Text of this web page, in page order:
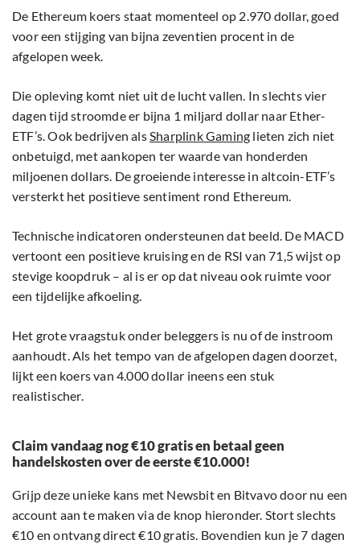
De Ethereum koers staat momenteel op 2.970 dollar, goed
voor een stijging van bijna zeventien procent in de
afgelopen week.
Die opleving komt niet uit de lucht vallen. In slechts vier
dagen tijd stroomde er bijna 1 miljard dollar naar Ether-
ETF’s. Ook bedrijven alsSharplink Gaming lieten zich niet
onbetuigd, met aankopen ter waarde van honderden
miljoenen dollars. De groeiende interesse in altcoin-ETF’s
versterkt het positieve sentiment rond Ethereum.
Technische indicatoren ondersteunen dat beeld. De MACD
vertoont een positieve kruising en de RSI van 71,5 wijst op
stevige koopdruk – al is er op dat niveau ook ruimte voor
een tijdelijke afkoeling.
Het grote vraagstuk onder beleggers is nu of de instroom
aanhoudt. Als het tempo van de afgelopen dagen doorzet,
lijkt een koers van 4.000 dollar ineens een stuk
realistischer.
Claim vandaag nog €10 gratis en betaal geen
handelskosten over de eerste €10.000!
Grijp deze unieke kans met Newsbit en Bitvavo door nu een
account aan te maken via de knop hieronder. Stort slechts
€10 en ontvang direct €10 gratis. Bovendien kun je 7 dagen